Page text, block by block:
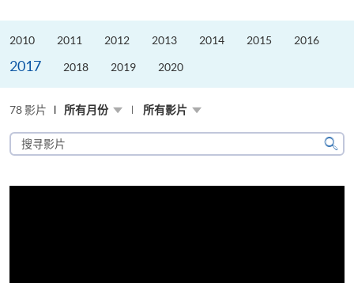
2010 2011 2012 2013 2014 2015 2016
2017 2018 2019 2020
78 影片 所有月份 所有影片
搜
寻
片
搜